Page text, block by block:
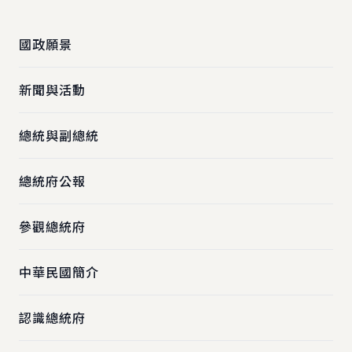
國政願景
新聞與活動
總統與副總統
總統府公報
參觀總統府
中華民國簡介
認識總統府